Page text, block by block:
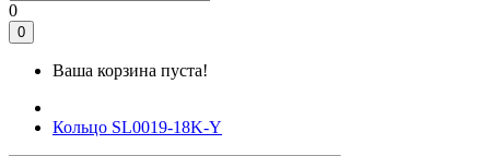
0
0
Ваша корзина пуста!
Кольцо SL0019-18K-Y